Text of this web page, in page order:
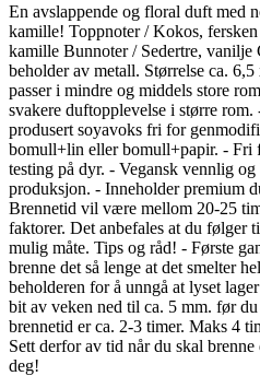
En avslappende og floral duft med
kamille! Toppnoter / Kokos,
kamille Bunnoter / Sedertre, vanilje
beholder av metall. Størrelse ca.
passer i mindre og middels store
svakere duftopplevelse i større
produsert soyavoks fri for
bomull+lin eller bomull+papir. - Fri
testing på dyr. - Vegansk vennlig
produksjon. - Inneholder premium
Brennetid vil være mellom 20-25
faktorer. Det anbefales at du følger
mulig måte. Tips og råd! - Første
brenne det så lenge at det smelter
beholderen for å unngå at lyset
bit av veken ned til ca. 5 mm. før
brennetid er ca. 2-3 timer. Maks 4
Sett derfor av tid når du skal
deg!